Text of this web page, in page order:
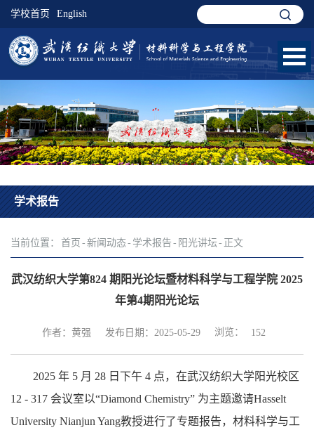
学校首页 English
学术报告
当前位置： 首页 - 新闻动态- 学术报告 - 阳光讲坛- 正文
武汉纺织大学第824 期阳光论坛暨材料科学与工程学院 2025
年第4期阳光论坛
作者：黄强 发布日期：2025-05-29 浏览： 152
2025 年 5 月 28 日下午 4 点，在武汉纺织大学阳光校区
12 - 317 会议室以“Diamond Chemistry” 为主题邀请Hasselt
University Nianjun Yang教授进行了专题报告，材料科学与工